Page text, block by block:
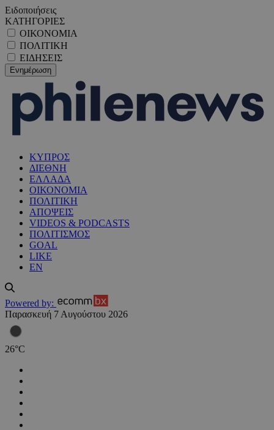
Ειδοποιήσεις
ΚΑΤΗΓΟΡΙΕΣ
ΟΙΚΟΝΟΜΙΑ
ΠΟΛΙΤΙΚΗ
ΕΙΔΗΣΕΙΣ
ΚΥΠΡΟΣ
ΔΙΕΘΝΗ
ΕΛΛΑΔΑ
ΟΙΚΟΝΟΜΙΑ
ΠΟΛΙΤΙΚΗ
ΑΠΟΨΕΙΣ
VIDEOS & PODCASTS
ΠΟΛΙΤΙΣΜΟΣ
GOAL
LIKE
EN
Powered by:
Παρασκευή 7 Αυγούστου 2026
26°C